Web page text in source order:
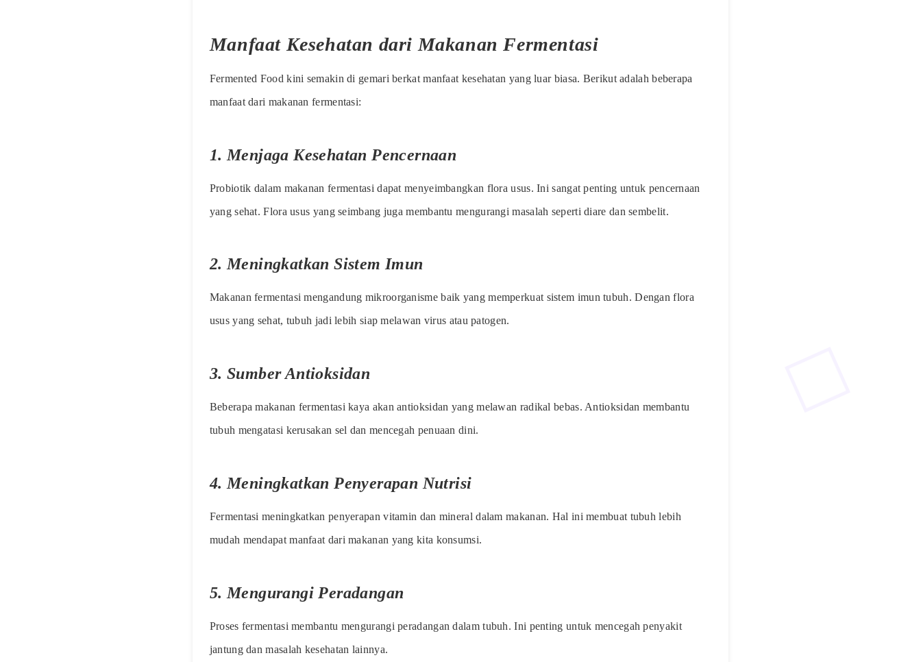
Manfaat Kesehatan dari Makanan Fermentasi
Fermented Food kini semakin di gemari berkat manfaat kesehatan yang luar biasa. Berikut adalah beberapa
manfaat dari makanan fermentasi:
1. Menjaga Kesehatan Pencernaan
Probiotik dalam makanan fermentasi dapat menyeimbangkan flora usus. Ini sangat penting untuk pencernaan
yang sehat. Flora usus yang seimbang juga membantu mengurangi masalah seperti diare dan sembelit.
2. Meningkatkan Sistem Imun
Makanan fermentasi mengandung mikroorganisme baik yang memperkuat sistem imun tubuh. Dengan flora
usus yang sehat, tubuh jadi lebih siap melawan virus atau patogen.
3. Sumber Antioksidan
Beberapa makanan fermentasi kaya akan antioksidan yang melawan radikal bebas. Antioksidan membantu
tubuh mengatasi kerusakan sel dan mencegah penuaan dini.
4. Meningkatkan Penyerapan Nutrisi
Fermentasi meningkatkan penyerapan vitamin dan mineral dalam makanan. Hal ini membuat tubuh lebih
mudah mendapat manfaat dari makanan yang kita konsumsi.
5. Mengurangi Peradangan
Proses fermentasi membantu mengurangi peradangan dalam tubuh. Ini penting untuk mencegah penyakit
jantung dan masalah kesehatan lainnya.